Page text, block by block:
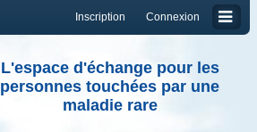
Connexion
Inscription
L'espace d'échange pour les
personnes touchées par une
maladie rare